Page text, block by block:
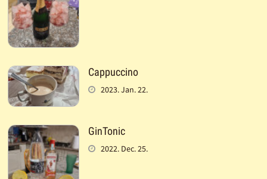
Cappuccino
2023. Jan. 22.
GinTonic
2022. Dec. 25.